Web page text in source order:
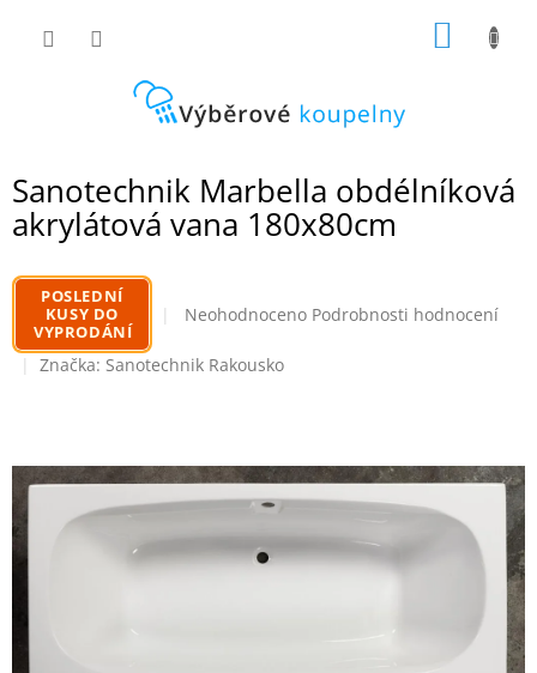
Sanotechnik Marbella obdélníková
akrylátová vana 180x80cm
POSLEDNÍ
KUSY DO
VYPRODÁNÍ
Průměrné
produktu
hvězdiček.
Neohodnoceno Podrobnosti hodnocení
Značka: Sanotechnik Rakousko